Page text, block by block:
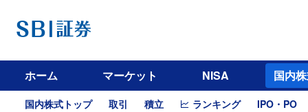
ホーム マーケット NISA 国内
国内株式トップ 取引 積立 ランキング IPO・PO